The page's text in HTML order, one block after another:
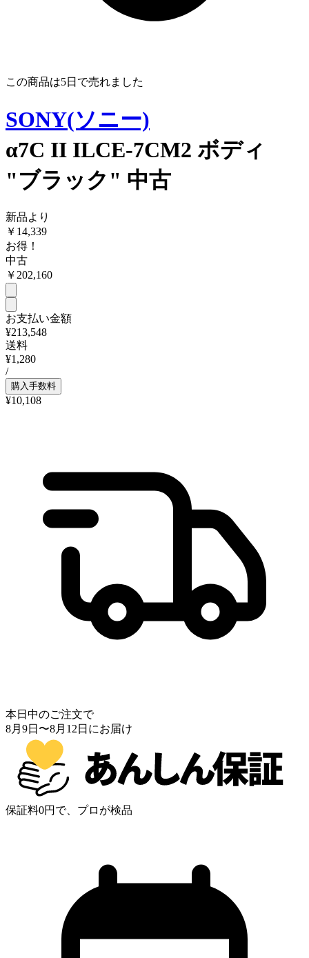
この商品は5日 で売れました
SONY(ソニー)
α7C II ILCE-7CM2 ボディ
"ブラック" 中古
新品より
￥ 14,339
お得！
中古
￥ 202,160
お支払い金額
¥213,548
送料
¥1,280
/
購入手数料
¥10,108
本日中のご注文で
8月9日 〜8月12日 にお届け
保証料0円で、プロが検品